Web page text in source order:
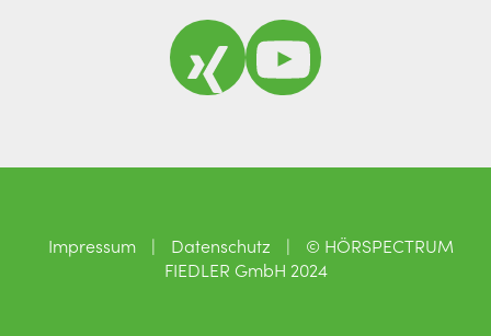
Impressum | Datenschutz |
© HÖRSPECTRUM
FIEDLER GmbH 2024